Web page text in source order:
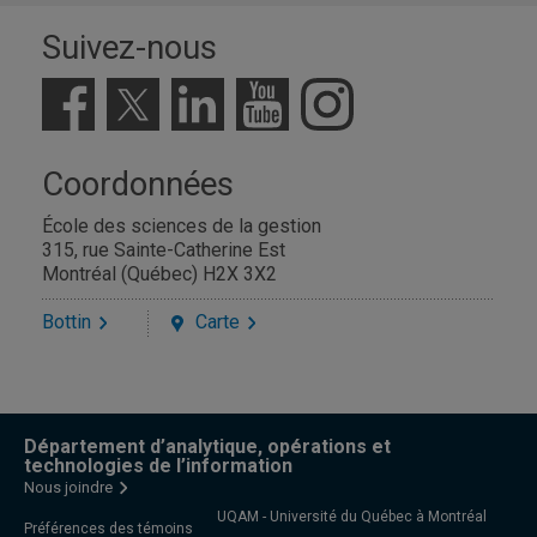
Suivez-nous
Coordonnées
École des sciences de la gestion
315, rue Sainte-Catherine Est
Montréal (Québec) H2X 3X2
Bottin Carte
Département d’analytique, opérations et
technologies de l’information
Nous joindre
Préférences des témoins
UQAM - Université du Québec à Montréal